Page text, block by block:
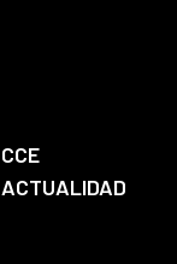
CCE
ACTUALIDAD